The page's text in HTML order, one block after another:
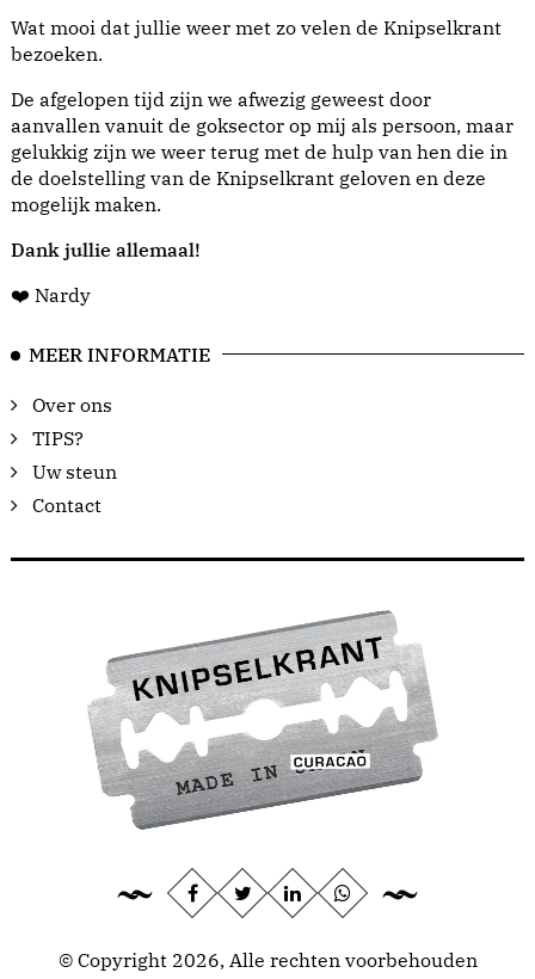
Wat mooi dat jullie weer met zo velen de Knipselkrant
bezoeken.
De afgelopen tijd zijn we afwezig geweest door
aanvallen vanuit de goksector op mij als persoon, maar
gelukkig zijn we weer terug met de hulp van hen die in
de doelstelling van de Knipselkrant geloven en deze
mogelijk maken.
Dank jullie allemaal!
❤️ Nardy
MEER INFORMATIE
Over ons
TIPS?
Uw steun
Contact
© Copyright 2026, Alle rechten voorbehouden